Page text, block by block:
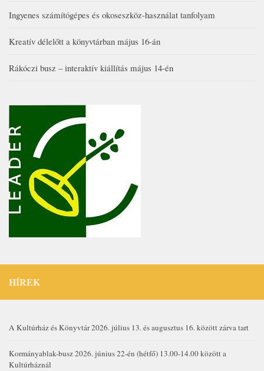
Ingyenes számítógépes és okoseszköz-használat tanfolyam
Kreatív délelőtt a könyvtárban május 16-án
Rákóczi busz – interaktív kiállítás május 14-én
HÍREK
A Kultúrház és Könyvtár 2026. július 13. és augusztus 16. között zárva tart
Kormányablak-busz 2026. június 22-én (hétfő) 13.00-14.00 között a
Kultúrháznál